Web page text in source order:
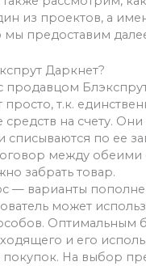
из проектов, а
мы предоставим
Даркнет?
с продавцом
просто, т.к.
средств на счету. Они
списываются по ее
между обеими
забрать товар.
— варианты
может
Оптимальным
и его
На выбор